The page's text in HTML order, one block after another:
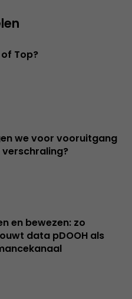
Top?
we voor vooruitgang
en bewezen: zo
data pDOOH als